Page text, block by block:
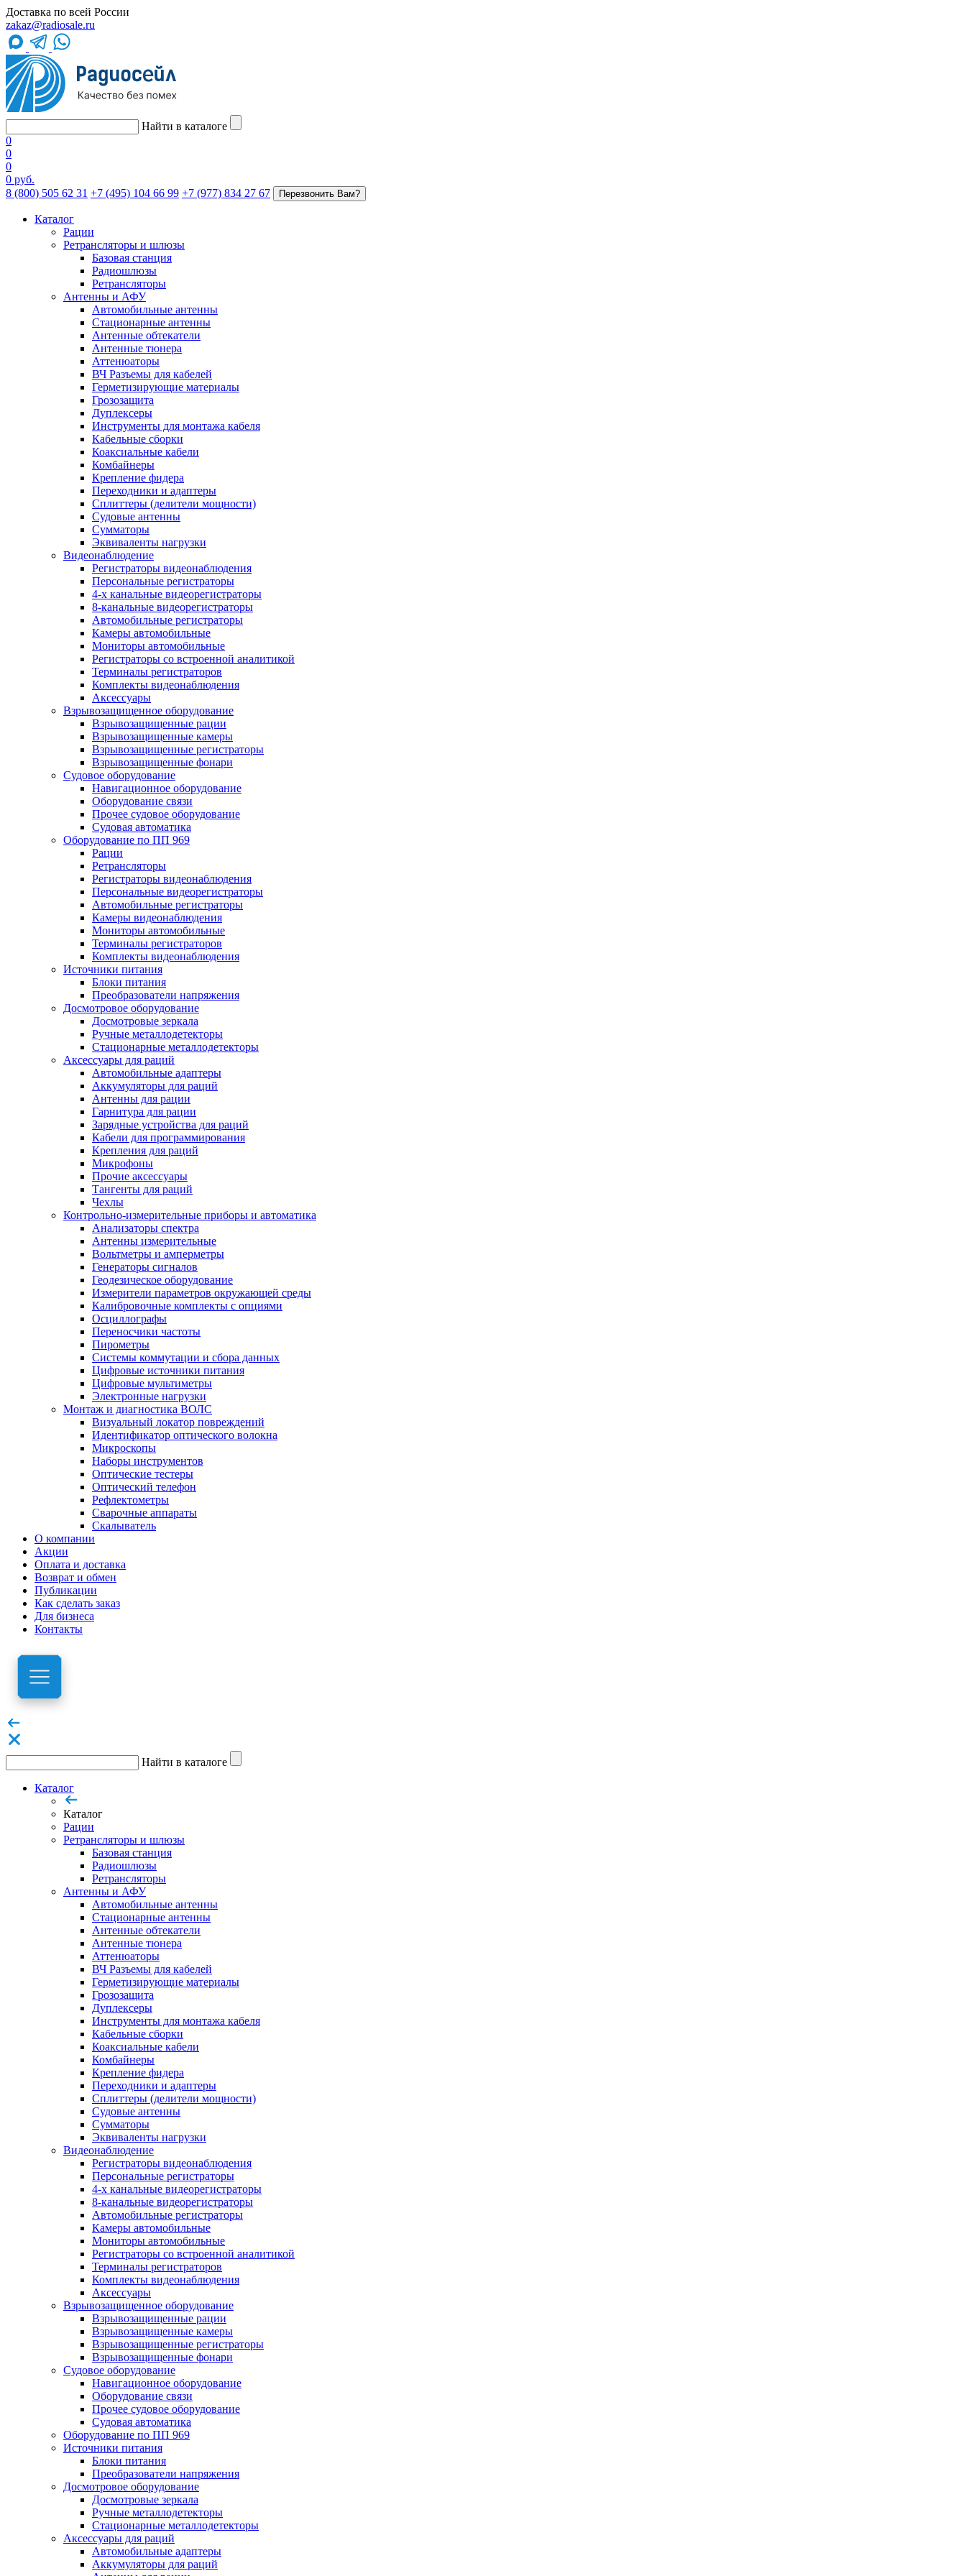
Доставка по всей России
zakaz@radiosale.ru
Найти в каталоге
0
0
0
0 руб.
8 (800) 505 62 31 +7 (495) 104 66 99 +7 (977) 834 27 67 Перезвонить Вам?
Каталог
Рации
Ретрансляторы и шлюзы
Базовая станция
Радиошлюзы
Ретрансляторы
Антенны и АФУ
Автомобильные антенны
Стационарные антенны
Антенные обтекатели
Антенные тюнера
Аттенюаторы
ВЧ Разъемы для кабелей
Герметизирующие материалы
Грозозащита
Дуплексеры
Инструменты для монтажа кабеля
Кабельные сборки
Коаксиальные кабели
Комбайнеры
Крепление фидера
Переходники и адаптеры
Сплиттеры (делители мощности)
Судовые антенны
Сумматоры
Эквиваленты нагрузки
Видеонаблюдение
Регистраторы видеонаблюдения
Персональные регистраторы
4-х канальные видеорегистраторы
8-канальные видеорегистраторы
Автомобильные регистраторы
Камеры автомобильные
Мониторы автомобильные
Регистраторы со встроенной аналитикой
Терминалы регистраторов
Комплекты видеонаблюдения
Аксессуары
Взрывозащищенное оборудование
Взрывозащищенные рации
Взрывозащищенные камеры
Взрывозащищенные регистраторы
Взрывозащищенные фонари
Судовое оборудование
Навигационное оборудование
Оборудование связи
Прочее судовое оборудование
Судовая автоматика
Оборудование по ПП 969
Рации
Ретрансляторы
Регистраторы видеонаблюдения
Персональные видеорегистраторы
Автомобильные регистраторы
Камеры видеонаблюдения
Мониторы автомобильные
Терминалы регистраторов
Комплекты видеонаблюдения
Источники питания
Блоки питания
Преобразователи напряжения
Досмотровое оборудование
Досмотровые зеркала
Ручные металлодетекторы
Стационарные металлодетекторы
Аксессуары для раций
Автомобильные адаптеры
Аккумуляторы для раций
Антенны для рации
Гарнитура для рации
Зарядные устройства для раций
Кабели для программирования
Крепления для раций
Микрофоны
Прочие аксессуары
Тангенты для раций
Чехлы
Контрольно-измерительные приборы и автоматика
Анализаторы спектра
Антенны измерительные
Вольтметры и амперметры
Генераторы сигналов
Геодезическое оборудование
Измерители параметров окружающей среды
Калибровочные комплекты с опциями
Осциллографы
Переносчики частоты
Пирометры
Системы коммутации и сбора данных
Цифровые источники питания
Цифровые мультиметры
Электронные нагрузки
Монтаж и диагностика ВОЛС
Визуальный локатор повреждений
Идентификатор оптического волокна
Микроскопы
Наборы инструментов
Оптические тестеры
Оптический телефон
Рефлектометры
Сварочные аппараты
Скалыватель
О компании
Акции
Оплата и доставка
Возврат и обмен
Публикации
Как сделать заказ
Для бизнеса
Контакты
Найти в каталоге
Каталог
Каталог
Рации
Ретрансляторы и шлюзы
Базовая станция
Радиошлюзы
Ретрансляторы
Антенны и АФУ
Автомобильные антенны
Стационарные антенны
Антенные обтекатели
Антенные тюнера
Аттенюаторы
ВЧ Разъемы для кабелей
Герметизирующие материалы
Грозозащита
Дуплексеры
Инструменты для монтажа кабеля
Кабельные сборки
Коаксиальные кабели
Комбайнеры
Крепление фидера
Переходники и адаптеры
Сплиттеры (делители мощности)
Судовые антенны
Сумматоры
Эквиваленты нагрузки
Видеонаблюдение
Регистраторы видеонаблюдения
Персональные регистраторы
4-х канальные видеорегистраторы
8-канальные видеорегистраторы
Автомобильные регистраторы
Камеры автомобильные
Мониторы автомобильные
Регистраторы со встроенной аналитикой
Терминалы регистраторов
Комплекты видеонаблюдения
Аксессуары
Взрывозащищенное оборудование
Взрывозащищенные рации
Взрывозащищенные камеры
Взрывозащищенные регистраторы
Взрывозащищенные фонари
Судовое оборудование
Навигационное оборудование
Оборудование связи
Прочее судовое оборудование
Судовая автоматика
Оборудование по ПП 969
Источники питания
Блоки питания
Преобразователи напряжения
Досмотровое оборудование
Досмотровые зеркала
Ручные металлодетекторы
Стационарные металлодетекторы
Аксессуары для раций
Автомобильные адаптеры
Аккумуляторы для раций